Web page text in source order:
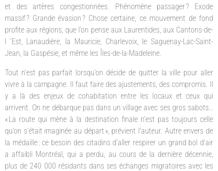
et des artères congestionnées. Phénomène passager ? Exode
massif ? Grande évasion ? Chose certaine, ce mouvement de fond
profite aux régions, que l’on pense aux Laurentides, aux Cantons-de-
l ’Est, Lanaudière, la Mauricie, Charlevoix, le Saguenay-Lac-Saint-
Jean, la Gaspésie, et même les Îles-de-la-Madeleine.
Tout n’est pas parfait lorsqu’on décide de quitter la ville pour aller
vivre à la campagne. Il faut faire des ajustements, des compromis. Il
y a là des enjeux de cohabitation entre les locaux et ceux qui
arrivent. On ne débarque pas dans un village avec ses gros sabots…
« La route qui mène à la destination finale n’est pas toujours celle
qu’on s’était imaginée au départ », prévient l’auteur. Autre envers de
la médaille : ce besoin des citadins d’aller respirer un grand bol d’air
a affaibli Montréal, qui a perdu, au cours de la dernière décennie,
plus de 240 000 résidants dans ses échanges migratoires avec les